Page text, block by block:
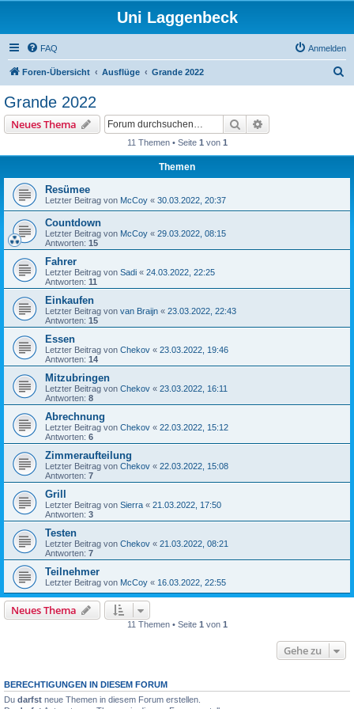
Uni Laggenbeck
FAQ Anmelden
Foren-Übersicht Ausflüge Grande 2022
Grande 2022
Neues Thema Suche
11 Themen • Seite 1 von 1
Themen
Resümee
Letzter Beitrag von McCoy « 30.03.2022, 20:37
Countdown
Letzter Beitrag von McCoy « 29.03.2022, 08:15
Antworten: 15
Fahrer
Letzter Beitrag von Sadi « 24.03.2022, 22:25
Antworten: 11
Einkaufen
Letzter Beitrag von van Braijn « 23.03.2022, 22:43
Antworten: 15
Essen
Letzter Beitrag von Chekov « 23.03.2022, 19:46
Antworten: 14
Mitzubringen
Letzter Beitrag von Chekov « 23.03.2022, 16:11
Antworten: 8
Abrechnung
Letzter Beitrag von Chekov « 22.03.2022, 15:12
Antworten: 6
Zimmeraufteilung
Letzter Beitrag von Chekov « 22.03.2022, 15:08
Antworten: 7
Grill
Letzter Beitrag von Sierra « 21.03.2022, 17:50
Antworten: 3
Testen
Letzter Beitrag von Chekov « 21.03.2022, 08:21
Antworten: 7
Teilnehmer
Letzter Beitrag von McCoy « 16.03.2022, 22:55
Neues Thema
11 Themen • Seite 1 von 1
Gehe zu
BERECHTIGUNGEN IN DIESEM FORUM
Du darfst neue Themen in diesem Forum erstellen.